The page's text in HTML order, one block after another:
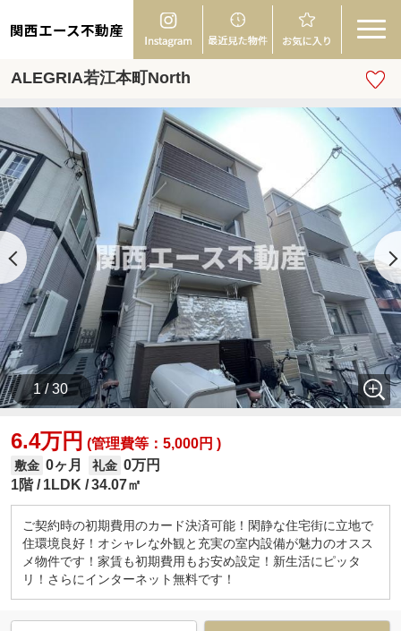
関西エース不動産
ALEGRIA若江本町North
1 / 30
6.4万円 (管理費等：5,000円 )
敷金 0ヶ月 礼金 0万円
1階
1LDK 34.07㎡
ご契約時の初期費用のカード決済可能！閑静な住宅街に立地で
住環境良好！オシャレな外観と充実の室内設備が魅力のオスス
メ物件です！家賃も初期費用もお安め設定！新生活にピッタ
リ！さらにインターネット無料です！